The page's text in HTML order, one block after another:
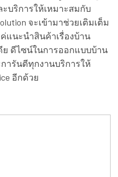
บริการให้เหมาะสมกับ
จะเข้ามาช่วยเติมเต็ม
แนะนำสินค้าเรื่องบ้าน
ย ดีไซน์ในการออกแบบบ้าน
ารันตีทุกงานบริการให้
อีกด้วย